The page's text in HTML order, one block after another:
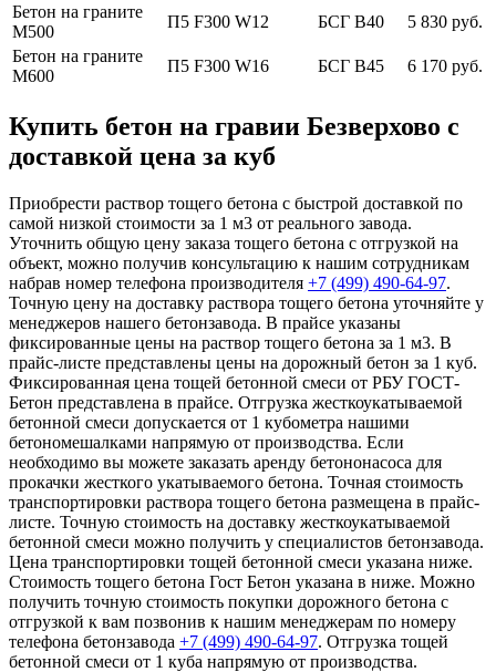
Бетон на граните
М500
П5 F300 W12 БСГ В40
5 830 руб.
Бетон на граните
М600
П5 F300 W16 БСГ В45 6 170 руб.
Купить бетон на гравии Безверхово с
доставкой цена за куб
Приобрести раствор тощего бетона с быстрой доставкой по
самой низкой стоимости за 1 м3 от реального завода.
Уточнить общую цену заказа тощего бетона с отгрузкой на
объект, можно получив консультацию к нашим сотрудникам
набрав номер телефона производителя +7 (499) 490-64-97.
Точную цену на доставку раствора тощего бетона уточняйте у
менеджеров нашего бетонзавода. В прайсе указаны
фиксированные цены на раствор тощего бетона за 1 м3. В
прайс-листе представлены цены на дорожный бетон за 1 куб.
Фиксированная цена тощей бетонной смеси от РБУ ГОСТ-
Бетон представлена в прайсе. Отгрузка жесткоукатываемой
бетонной смеси допускается от 1 кубометра нашими
бетономешалками напрямую от производства. Если
необходимо вы можете заказать аренду бетононасоса для
прокачки жесткого укатываемого бетона. Точная стоимость
транспортировки раствора тощего бетона размещена в прайс-
листе. Точную стоимость на доставку жесткоукатываемой
бетонной смеси можно получить у специалистов бетонзавода.
Цена транспортировки тощей бетонной смеси указана ниже.
Стоимость тощего бетона Гост Бетон указана в ниже. Можно
получить точную стоимость покупки дорожного бетона с
отгрузкой к вам позвонив к нашим менеджерам по номеру
телефона бетонзавода +7 (499) 490-64-97. Отгрузка тощей
бетонной смеси от 1 куба напрямую от производства.